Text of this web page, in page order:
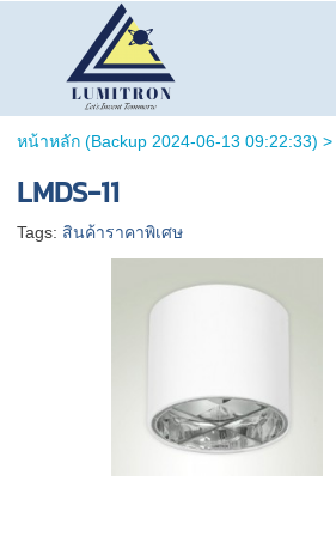
หน้าหลัก (Backup 2024-06-13 09:22:33) >
LMDS-11
Tags: สินค้าราคาพิเศษ